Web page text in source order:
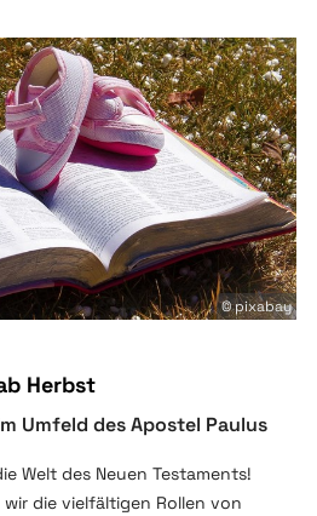
© pixabay
Herbst
Umfeld des Apostel Paulus
Welt des Neuen Testaments!
die vielfältigen Rollen von